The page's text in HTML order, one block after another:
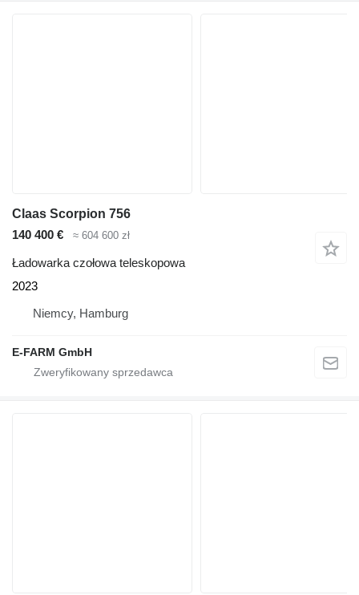
Claas Scorpion 756
140 400 €
≈ 604 600 zł
Ładowarka czołowa teleskopowa
2023
Niemcy, Hamburg
E-FARM GmbH